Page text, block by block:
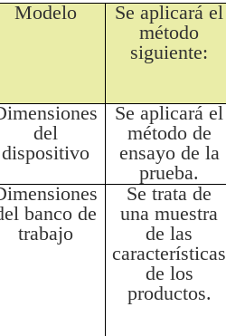
Modelo
Se aplicará el
método
siguiente:
del
dispositivo
Se aplicará el
método de
ensayo de la
prueba.
banco de
trabajo
Se trata de
una muestra
de las
características
de los
productos.